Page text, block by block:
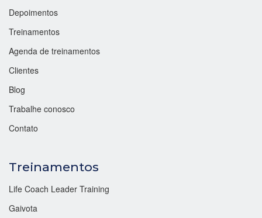
Depoimentos
Treinamentos
Agenda de treinamentos
Clientes
Blog
Trabalhe conosco
Contato
Treinamentos
Life Coach Leader Training
Gaivota